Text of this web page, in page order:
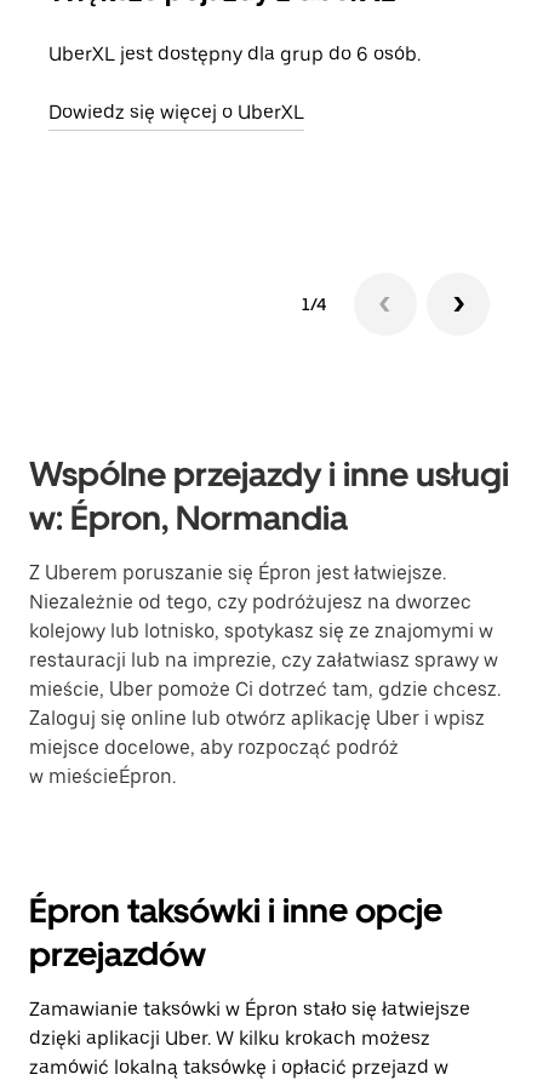
UberXL jest dostępny dla grup do 6 osób.
Dowiedz się więcej o UberXL
1/4
Wspólne przejazdy i inne usługi
w: Épron, Normandia
Z Uberem poruszanie się Épron jest łatwiejsze.
Niezależnie od tego, czy podróżujesz na dworzec
kolejowy lub lotnisko, spotykasz się ze znajomymi w
restauracji lub na imprezie, czy załatwiasz sprawy w
mieście, Uber pomoże Ci dotrzeć tam, gdzie chcesz.
Zaloguj się online lub otwórz aplikację Uber i wpisz
miejsce docelowe, aby rozpocząć podróż
w mieścieÉpron.
Épron taksówki i inne opcje
przejazdów
Zamawianie taksówki w Épron stało się łatwiejsze
dzięki aplikacji Uber. W kilku krokach możesz
zamówić lokalną taksówkę i opłacić przejazd w